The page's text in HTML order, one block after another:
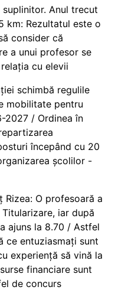
Anul trecut
km: Rezultatul este o
consider că
a unui profesor se
cu elevii
schimbă regulile
mobilitate pentru
2027 / Ordinea în
începând cu 20
școlilor -
Rizea: O profesoară a
iar după
ajuns la 8.70 / Astfel
ce entuziasmați sunt
experiență să vină la
financiare sunt
de concurs